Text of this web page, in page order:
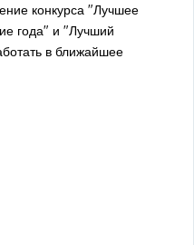
конкурса "Лучшее
года" и "Лучший
в ближайшее